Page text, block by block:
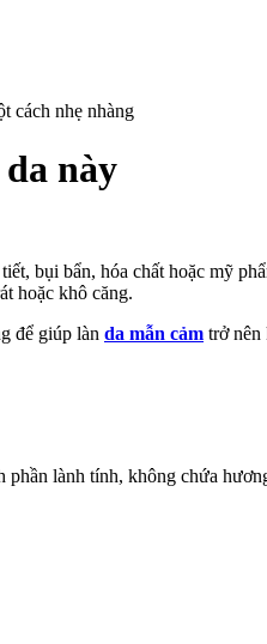
này
bụi bẩn, hóa chất hoặc mỹ
hoặc khô căng.
để giúp làn da mẫn cảm trở nên
lành tính, không chứa